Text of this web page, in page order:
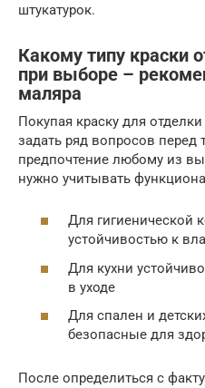
штукатурок.
Какому типу краски
при выборе –
маляра
Покупая краску для
задать ряд вопросов перед
предпочтение любому из
нужно учитывать
Для гигиенической
устойчивостью к
Для кухни
в уходе
Для спален и
безопасные для
После определиться с